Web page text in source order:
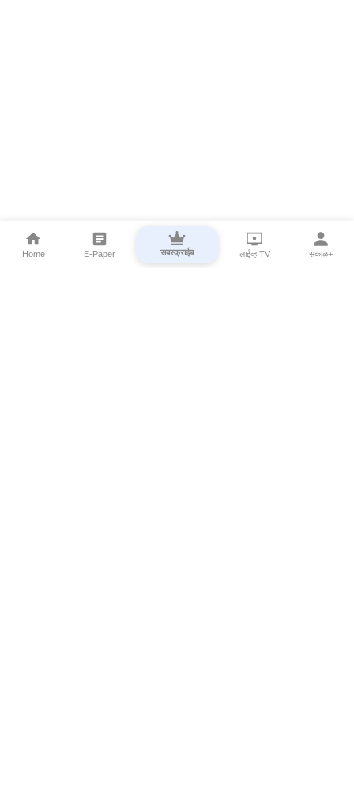
Home E-Paper सबस्क्राईब लाईव्ह TV सकाळ+